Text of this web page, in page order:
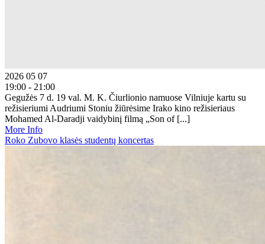
2026 05 07
19:00 - 21:00
Gegužės 7 d. 19 val. M. K. Čiurlionio namuose Vilniuje kartu su
režisieriumi Audriumi Stoniu žiūrėsime Irako kino režisieriaus
Mohamed Al-Daradji vaidybinį filmą „Son of [...]
More Info
Roko Zubovo klasės studentų koncertas